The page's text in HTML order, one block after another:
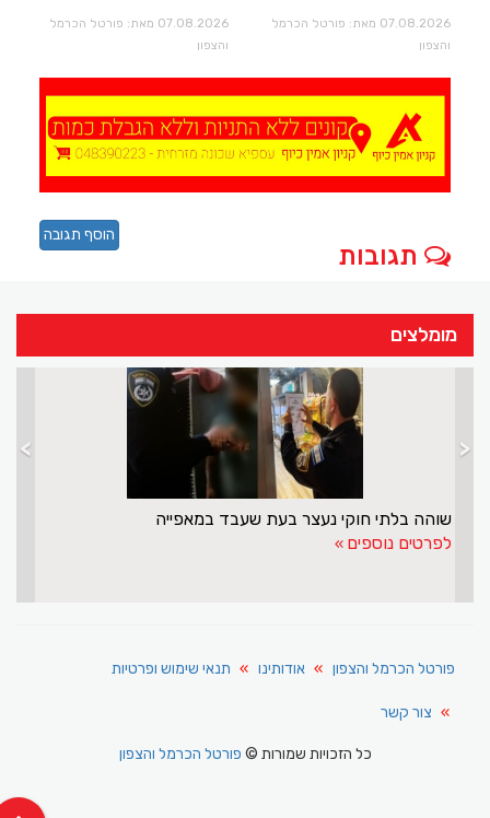
07.08.2026 מאת: פורטל הכרמל
והצפון
07.08.2026 מאת: פורטל הכרמל
והצפון
תגובות
הוסף תגובה
מומלצים
שוהה בלתי חוקי נעצר בעת שעבד במאפייה
לפרטים נוספים
> <
פורטל הכרמל והצפון אודותינו תנאי שימוש ופרטיות
צור קשר
כל הזכויות שמורות ©פורטל הכרמל והצפון